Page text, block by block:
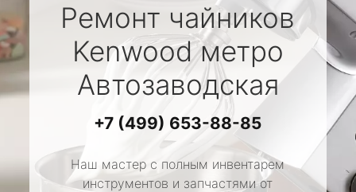
Ремонт чайников
Kenwoodметро
Автозаводская
+7 (499) 653-88-85
Наш мастер с полным инвентарем
инструментов и запчастями от